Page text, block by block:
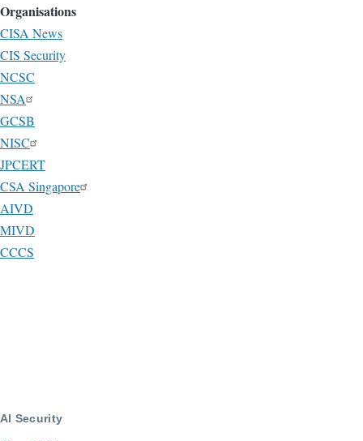
Organisations
CISA News
CIS Security
NCSC
NSA
GCSB
NISC
JPCERT
CSA Singapore
AIVD
MIVD
CCCS
AI Security